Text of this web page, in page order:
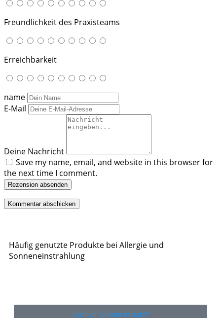
Freundlichkeit des Praxisteams
Erreichbarkeit
name
E-Mail
Deine Nachricht
Save my name, email, and website in this browser for
the next time I comment.
Rezension absenden
Häufig genutzte Produkte bei Allergie und
Sonneneinstrahlung
Ladival Sonnenschutz*